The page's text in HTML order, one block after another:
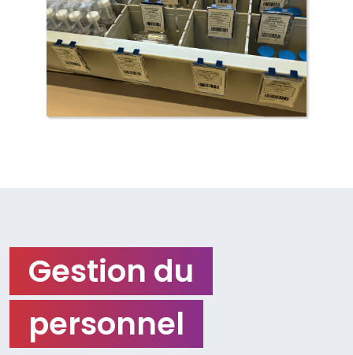
Gestion du
personnel